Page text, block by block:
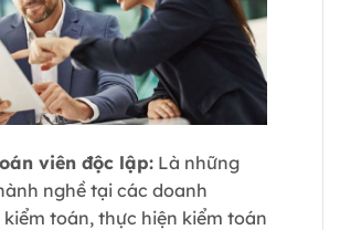
viên độc lập:Là những
nghề tại các doanh
kiểm toán, thực hiện kiểm toán